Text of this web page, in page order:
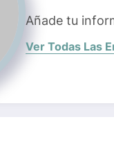
Añade tu
Ver Todas Las